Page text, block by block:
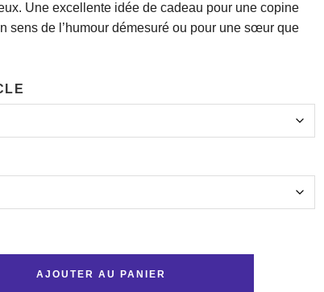
Une excellente idée de cadeau pour une copine
sens de l’humour démesuré ou pour une sœur que
AJOUTER AU PANIER